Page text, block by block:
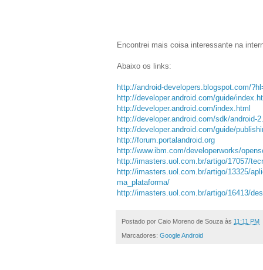
Encontrei mais coisa interessante na
Abaixo os links:
http://android-developers.blogspot.com/
http://developer.android.com/guide/
http://developer.android.com/index.html
http://developer.android.com/sdk/android-
http://developer.android.com/guide/
http://forum.portalandroid.org
http://www.ibm.com/developerworks/
http://imasters.uol.com.br/artigo/17057/
http://imasters.uol.com.br/artigo/13325/
ma_plataforma/
http://imasters.uol.com.br/artigo/16413/
Postado por Caio Moreno de Souza às 11:11 PM
Marcadores: Google Android